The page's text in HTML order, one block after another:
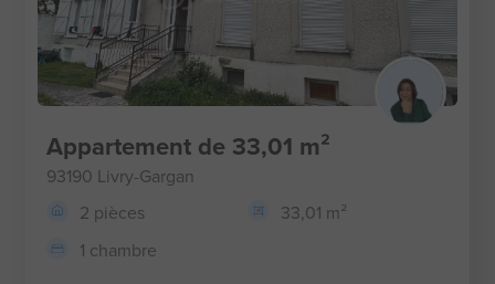
Appartement de 33,01 m²
93190 Livry-Gargan
2 pièces
33,01 m²
1 chambre